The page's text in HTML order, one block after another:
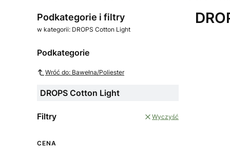
Podkategorie i filtry
w kategorii: DROPS Cotton Light
Podkategorie
Wróć do: Bawełna/Poliester
DROPS Cotton Light
Filtry Wyczyść
CENA